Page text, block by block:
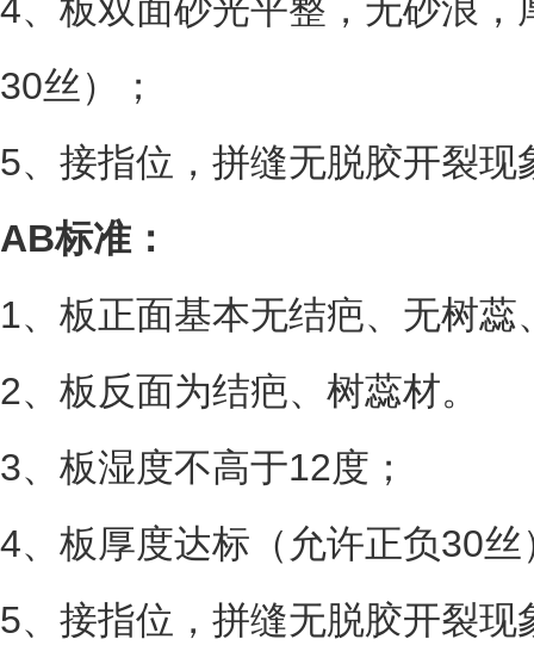
4、板双面砂光平整，无砂浪，
30丝）；
5、接指位，拼缝无脱胶开裂现
AB标准：
1、板正面基本无结疤、无树蕊
2、板反面为结疤、树蕊材。
3、板湿度不高于12度；
4、板厚度达标（允许正负30丝
5、接指位，拼缝无脱胶开裂现